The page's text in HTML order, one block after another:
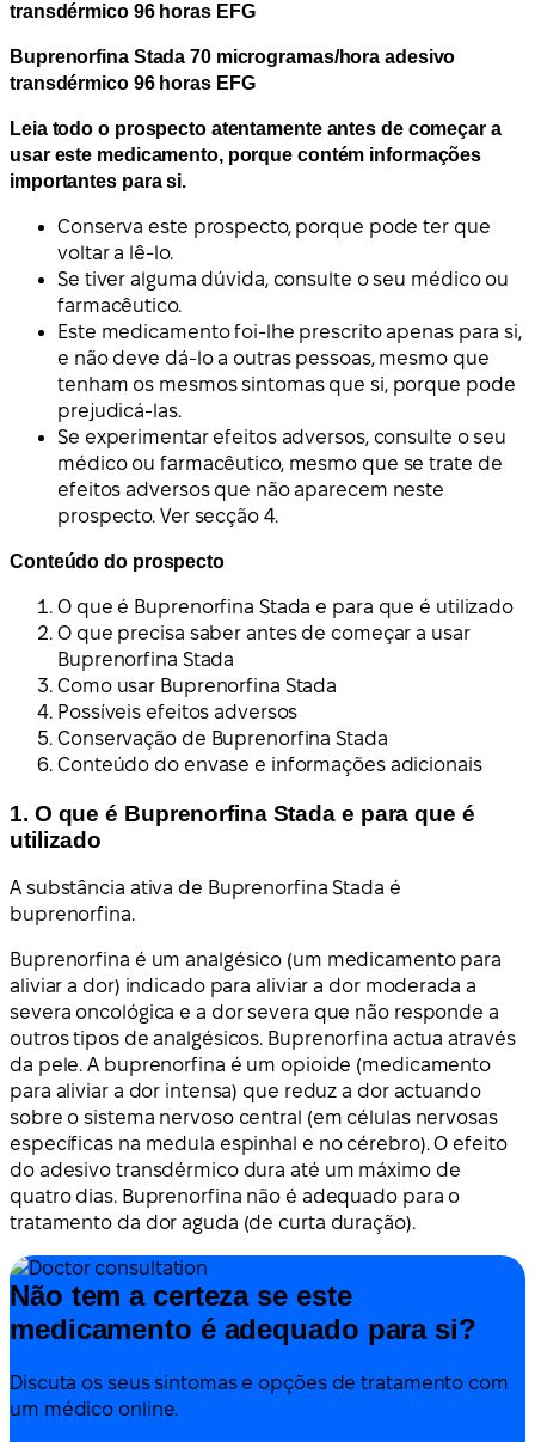
transdérmico 96 horas EFG
Buprenorfina Stada 70 microgramas/hora adesivo
transdérmico 96 horas EFG
Leia todo o prospecto atentamente antes de começar a
usar este medicamento, porque contém informações
importantes para si.
Conserva este prospecto, porque pode ter que
voltar a lê-lo.
Se tiver alguma dúvida, consulte o seu médico ou
farmacêutico.
Este medicamento foi-lhe prescrito apenas para si,
e não deve dá-lo a outras pessoas, mesmo que
tenham os mesmos sintomas que si, porque pode
prejudicá-las.
Se experimentar efeitos adversos, consulte o seu
médico ou farmacêutico, mesmo que se trate de
efeitos adversos que não aparecem neste
prospecto. Ver secção 4.
Conteúdo do prospecto
O que é Buprenorfina Stada e para que é utilizado
O que precisa saber antes de começar a usar
Buprenorfina Stada
Como usar Buprenorfina Stada
Possíveis efeitos adversos
Conservação de Buprenorfina Stada
Conteúdo do envase e informações adicionais
1. O que é Buprenorfina Stada e para que é
utilizado
A substância ativa de Buprenorfina Stada é
buprenorfina.
Buprenorfina é um analgésico (um medicamento para
aliviar a dor) indicado para aliviar a dor moderada a
severa oncológica e a dor severa que não responde a
outros tipos de analgésicos. Buprenorfina actua através
da pele. A buprenorfina é um opioide (medicamento
para aliviar a dor intensa) que reduz a dor actuando
sobre o sistema nervoso central (em células nervosas
específicas na medula espinhal e no cérebro). O efeito
do adesivo transdérmico dura até um máximo de
quatro dias. Buprenorfina não é adequado para o
tratamento da dor aguda (de curta duração).
Não tem a certeza se este
medicamento é adequado para si?
Discuta os seus sintomas e opções de tratamento com
um médico online.